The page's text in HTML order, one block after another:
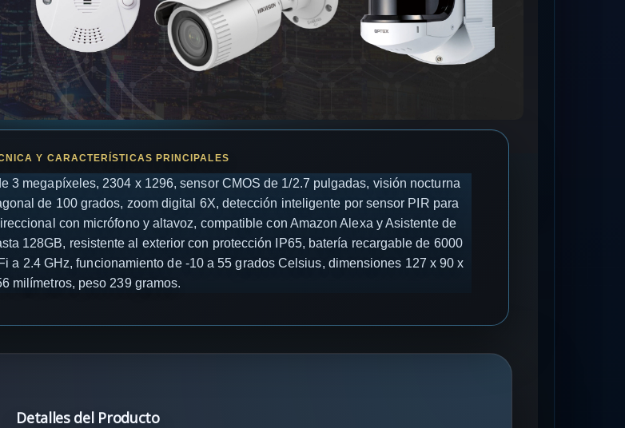
3 megapíxeles, 2304 x 1296, sensor CMOS de 1/2.7 pulgadas, visión nocturna
de 100 grados, zoom digital 6X, detección inteligente por sensor PIR para
con micrófono y altavoz, compatible con Amazon Alexa y Asistente de
128GB, resistente al exterior con protección IP65, batería recargable de 6000
a 2.4 GHz, funcionamiento de -10 a 55 grados Celsius, dimensiones 127 x 90 x
milímetros, peso 239 gramos.
Detalles del Producto